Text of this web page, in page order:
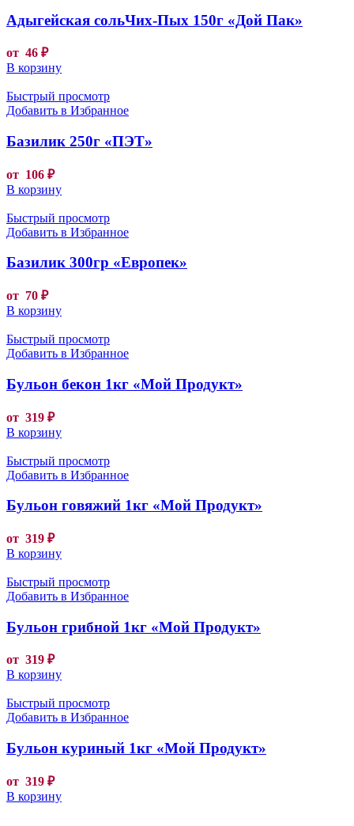
Адыгейская сольЧих-Пых 150г «Дой Пак»
от 46 ₽
В корзину
Быстрый просмотр
Добавить в Избранное
Базилик 250г «ПЭТ»
от 106 ₽
В корзину
Быстрый просмотр
Добавить в Избранное
Базилик 300гр «Европек»
от 70 ₽
В корзину
Быстрый просмотр
Добавить в Избранное
Бульон бекон 1кг «Мой Продукт»
от 319 ₽
В корзину
Быстрый просмотр
Добавить в Избранное
Бульон говяжий 1кг «Мой Продукт»
от 319 ₽
В корзину
Быстрый просмотр
Добавить в Избранное
Бульон грибной 1кг «Мой Продукт»
от 319 ₽
В корзину
Быстрый просмотр
Добавить в Избранное
Бульон куриный 1кг «Мой Продукт»
от 319 ₽
В корзину